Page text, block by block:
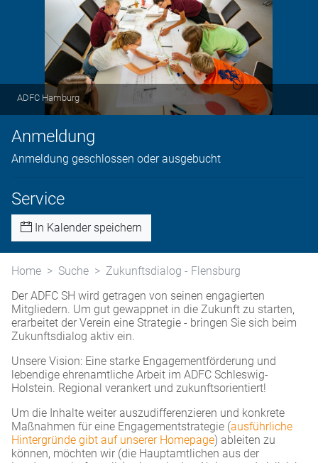
ADFC Hamburg
Anmeldung
Anmeldung geschlossen oder ausgebucht
Service
In Kalender speichern
Home Suche
Zukunftsdialog - Flensburg
Der ADFC SH wird getragen von seinen engagierten
Mitgliedern. Um gut gewappnet in die Zukunft zu starten,
erarbeitet der Verein eine Strategie - bringen Sie sich beim
Zukunftsdialog aktiv ein.
Unsere Vision: Eine starke Engagementförderung und
lebendige ehrenamtliche Arbeit im ADFC Schleswig-
Holstein. Regional verankert und zukunftsorientiert!
Um die Inhalte weiter auszudifferenzieren und konkrete
Maßnahmen für eine Engagementstrategie (ausführliche
Hintergründe gibt auf unserer Homepage) ableiten zu
können, möchten wir (die Hauptamtlichen aus der